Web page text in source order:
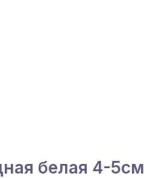
белая 4-5см